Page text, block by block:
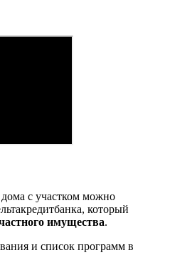
с участком можно
который
имущества.